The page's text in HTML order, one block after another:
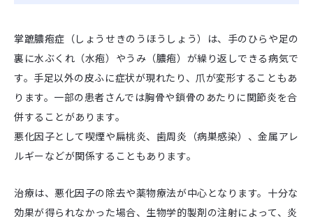
掌蹠膿疱症（しょうせきのうほうしょう）は、手のひらや足の
裏に水ぶくれ（水疱）やうみ（膿疱）が繰り返しできる病気で
す。手足以外の皮ふに症状が現れたり、爪が変形することもあ
ります。一部の患者さんでは胸骨や鎖骨のあたりに関節炎を合
併することがあります。
悪化因子として喫煙や扁桃炎、歯周炎（病巣感染）、金属アレ
ルギーなどが関係することもあります。
治療は、悪化因子の除去や薬物療法が中心となります。十分な
効果が得られなかった場合、生物学的製剤の注射によって、炎